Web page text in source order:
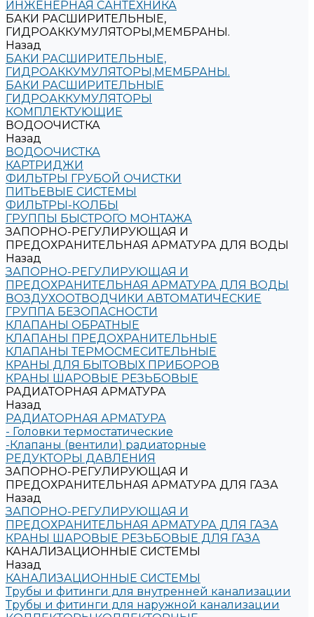
ИНЖЕНЕРНАЯ САНТЕХНИКА
БАКИ РАСШИРИТЕЛЬНЫЕ,
ГИДРОАККУМУЛЯТОРЫ,МЕМБРАНЫ.
Назад
БАКИ РАСШИРИТЕЛЬНЫЕ,
ГИДРОАККУМУЛЯТОРЫ,МЕМБРАНЫ.
БАКИ РАСШИРИТЕЛЬНЫЕ
ГИДРОАККУМУЛЯТОРЫ
КОМПЛЕКТУЮЩИЕ
ВОДООЧИСТКА
Назад
ВОДООЧИСТКА
КАРТРИДЖИ
ФИЛЬТРЫ ГРУБОЙ ОЧИСТКИ
ПИТЬЕВЫЕ СИСТЕМЫ
ФИЛЬТРЫ-КОЛБЫ
ГРУППЫ БЫСТРОГО МОНТАЖА
ЗАПОРНО-РЕГУЛИРУЮЩАЯ И
ПРЕДОХРАНИТЕЛЬНАЯ АРМАТУРА ДЛЯ ВОДЫ
Назад
ЗАПОРНО-РЕГУЛИРУЮЩАЯ И
ПРЕДОХРАНИТЕЛЬНАЯ АРМАТУРА ДЛЯ ВОДЫ
ВОЗДУХООТВОДЧИКИ АВТОМАТИЧЕСКИЕ
ГРУППА БЕЗОПАСНОСТИ
КЛАПАНЫ ОБРАТНЫЕ
КЛАПАНЫ ПРЕДОХРАНИТЕЛЬНЫЕ
КЛАПАНЫ ТЕРМОСМЕСИТЕЛЬНЫЕ
КРАНЫ ДЛЯ БЫТОВЫХ ПРИБОРОВ
КРАНЫ ШАРОВЫЕ РЕЗЬБОВЫЕ
РАДИАТОРНАЯ АРМАТУРА
Назад
РАДИАТОРНАЯ АРМАТУРА
- Головки термостатические
-Клапаны (вентили) радиаторные
РЕДУКТОРЫ ДАВЛЕНИЯ
ЗАПОРНО-РЕГУЛИРУЮЩАЯ И
ПРЕДОХРАНИТЕЛЬНАЯ АРМАТУРА ДЛЯ ГАЗА
Назад
ЗАПОРНО-РЕГУЛИРУЮЩАЯ И
ПРЕДОХРАНИТЕЛЬНАЯ АРМАТУРА ДЛЯ ГАЗА
КРАНЫ ШАРОВЫЕ РЕЗЬБОВЫЕ ДЛЯ ГАЗА
КАНАЛИЗАЦИОННЫЕ СИСТЕМЫ
Назад
КАНАЛИЗАЦИОННЫЕ СИСТЕМЫ
Трубы и фитинги для внутренней канализации
Трубы и фитинги для наружной канализации